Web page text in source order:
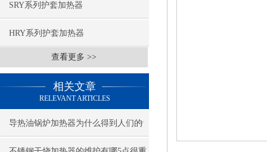
SRY系列护套加热器
HRY系列护套加热器
查看更多 >>
相关文章
RELEVANT ARTICLES
导热油锅炉加热器为什么得到人们的
青睐